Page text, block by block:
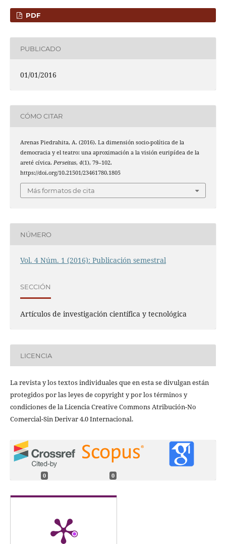
PDF
PUBLICADO
01/01/2016
CÓMO CITAR
Arenas Piedrahita, A. (2016). La dimensión socio-política de la
democracia y el teatro: una aproximación a la visión euripídea de la
areté cívica. Perseitas, 4(1), 79–102.
https://doi.org/10.21501/23461780.1805
Más formatos de cita
NÚMERO
Vol. 4 Núm. 1 (2016): Publicación semestral
SECCIÓN
Artículos de investigación científica y tecnológica
LICENCIA
La revista y los textos individuales que en esta se divulgan están
protegidos por las leyes de copyright y por los términos y
condiciones de la Licencia Creative Commons Atribución-No
Comercial-Sin Derivar 4.0 Internacional.
0 0